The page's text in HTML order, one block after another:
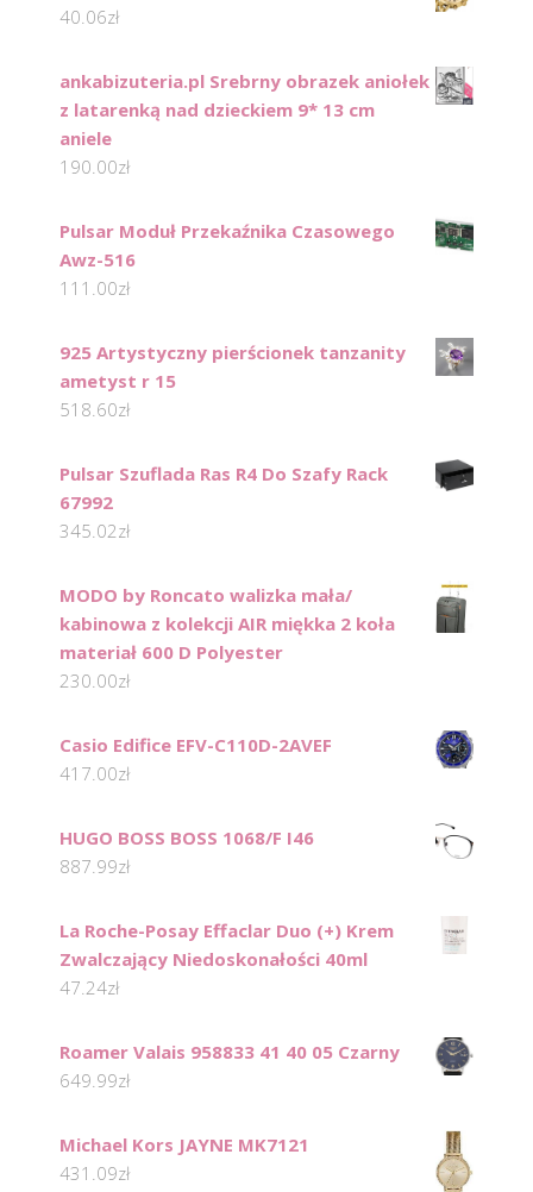
40.06zł
ankabizuteria.pl Srebrny obrazek aniołek
z latarenką nad dzieckiem 9* 13 cm
aniele
190.00zł
Pulsar Moduł Przekaźnika Czasowego
Awz-516
111.00zł
925 Artystyczny pierścionek tanzanity
ametyst r 15
518.60zł
Pulsar Szuflada Ras R4 Do Szafy Rack
67992
345.02zł
MODO by Roncato walizka mała/
kabinowa z kolekcji AIR miękka 2 koła
materiał 600 D Polyester
230.00zł
Casio Edifice EFV-C110D-2AVEF
417.00zł
HUGO BOSS BOSS 1068/F I46
887.99zł
La Roche-Posay Effaclar Duo (+) Krem
Zwalczający Niedoskonałości 40ml
47.24zł
Roamer Valais 958833 41 40 05 Czarny
649.99zł
Michael Kors JAYNE MK7121
431.09zł